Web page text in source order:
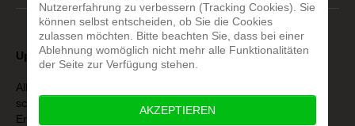
Update: 27.06.2024
Alle 5 Kitten wachsen und gedeihen. Elli ist total glücklich und
schnurrt und kuschelt mit ihren Babys. Es war die richtige
Entscheidung, sie Mama werden zu lassen. Auch die 5 Kitten
Nutzererfahrung zu verbessern (Tracking Cookies). Sie
können selbst entscheiden, ob Sie die Cookies
zulassen möchten. Bitte beachten Sie, dass bei einer
Ablehnung womöglich nicht mehr alle Funktionalitäten
der Seite zur Verfügung stehen.
AKZEPTIEREN